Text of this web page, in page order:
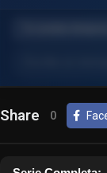
Share 0